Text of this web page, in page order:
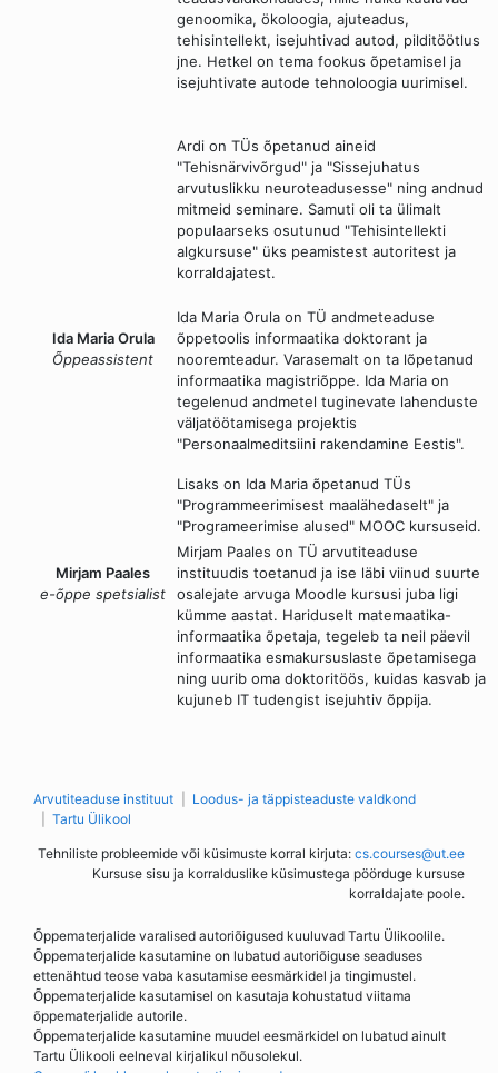
genoomika, ökoloogia, ajuteadus,
tehisintellekt, isejuhtivad autod, pilditöötlus
jne. Hetkel on tema fookus õpetamisel ja
isejuhtivate autode tehnoloogia uurimisel.
Ardi on TÜs õpetanud aineid
"Tehisnärvivõrgud" ja "Sissejuhatus
arvutuslikku neuroteadusesse" ning andnud
mitmeid seminare. Samuti oli ta ülimalt
populaarseks osutunud "Tehisintellekti
algkursuse" üks peamistest autoritest ja
korraldajatest.
Ida Maria Orula
Õppeassistent
Ida Maria Orula on TÜ andmeteaduse
õppetoolis informaatika doktorant ja
nooremteadur. Varasemalt on ta lõpetanud
informaatika magistriõppe. Ida Maria on
tegelenud andmetel tuginevate lahenduste
väljatöötamisega projektis
"Personaalmeditsiini rakendamine Eestis".
Lisaks on Ida Maria õpetanud TÜs
"Programmeerimisest maalähedaselt" ja
"Programeerimise alused" MOOC kursuseid.
Mirjam Paales
e-õppe spetsialist
Mirjam Paales on TÜ arvutiteaduse
instituudis toetanud ja ise läbi viinud suurte
osalejate arvuga Moodle kursusi juba ligi
kümme aastat. Hariduselt matemaatika-
informaatika õpetaja, tegeleb ta neil päevil
informaatika esmakursuslaste õpetamisega
ning uurib oma doktoritöös, kuidas kasvab ja
kujuneb IT tudengist isejuhtiv õppija.
Arvutiteaduse instituut
Loodus- ja täppisteaduste valdkond
Tartu Ülikool
Tehniliste probleemide või küsimuste korral kirjuta: cs.courses@ut.ee
Kursuse sisu ja korralduslike küsimustega pöörduge kursuse
korraldajate poole.
Õppematerjalide varalised autoriõigused kuuluvad Tartu Ülikoolile.
Õppematerjalide kasutamine on lubatud autoriõiguse seaduses
ettenähtud teose vaba kasutamise eesmärkidel ja tingimustel.
Õppematerjalide kasutamisel on kasutaja kohustatud viitama
õppematerjalide autorile.
Õppematerjalide kasutamine muudel eesmärkidel on lubatud ainult
Tartu Ülikooli eelneval kirjalikul nõusolekul.